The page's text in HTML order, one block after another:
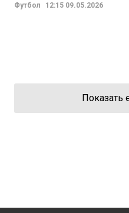
Футбол 12:15 09.05.2026
Показать